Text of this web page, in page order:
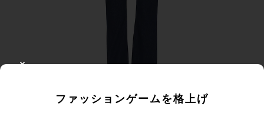
ファッションゲームを格上げ